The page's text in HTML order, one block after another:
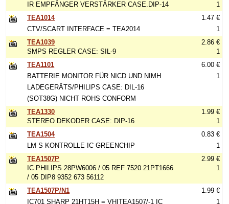
IR EMPFÄNGER VERSTÄRKER CASE.DIP-14
1
TEA1014
CTV/SCART INTERFACE = TEA2014
1.47 €
1
TEA1039
SMPS REGLER CASE: SIL-9
2.86 €
1
TEA1101
BATTERIE MONITOR FÜR NICD UND NIMH
LADEGERÄTS/PHILIPS CASE: DIL-16
(SOT38G) NICHT ROHS CONFORM
6.00 €
1
TEA1330
STEREO DEKODER CASE: DIP-16
1.99 €
1
TEA1504
LM S KONTROLLE IC GREENCHIP
0.83 €
1
TEA1507P
IC PHILIPS 28PW6006 / 05 REF 7520 21PT1666
/ 05 DIP8 9352 673 56112
2.99 €
1
TEA1507P/N1
IC701 SHARP 21HT15H = VHITEA1507/-1 IC
1.99 €
1